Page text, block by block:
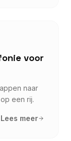
voor
naar
een rij.
Lees meer